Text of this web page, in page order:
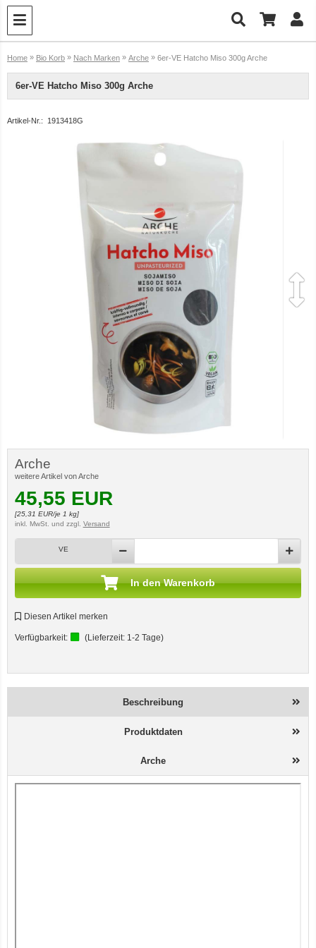
Home » Bio Korb » Nach Marken » Arche » 6er-VE Hatcho Miso 300g Arche
6er-VE Hatcho Miso 300g Arche
Artikel-Nr.: 1913418G
Arche
weitere Artikel von Arche
45,55 EUR
[25,31 EUR/je 1 kg]
inkl. MwSt. und zzgl. Versand
VE
In den Warenkorb
Diesen Artikel merken
Verfügbarkeit: (Lieferzeit: 1-2 Tage)
Beschreibung
Produktdaten
Arche